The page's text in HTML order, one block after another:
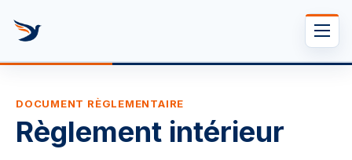
DOCUMENT RÈGLEMENTAIRE
Règlement intérieur